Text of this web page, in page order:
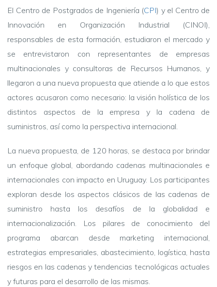
El Centro de Postgrados de Ingeniería (CPI) y el Centro de
Innovación en Organización Industrial (CINOI),
responsables de esta formación, estudiaron el mercado y
se entrevistaron con representantes de empresas
multinacionales y consultoras de Recursos Humanos, y
llegaron a una nueva propuesta que atiende a lo que estos
actores acusaron como necesario: la visión holística de los
distintos aspectos de la empresa y la cadena de
suministros, así como la perspectiva internacional.
La nueva propuesta, de 120 horas, se destaca por brindar
un enfoque global, abordando cadenas multinacionales e
internacionales con impacto en Uruguay. Los participantes
exploran desde los aspectos clásicos de las cadenas de
suministro hasta los desafíos de la globalidad e
internacionalización. Los pilares de conocimiento del
programa abarcan desde marketing internacional,
estrategias empresariales, abastecimiento, logística, hasta
riesgos en las cadenas y tendencias tecnológicas actuales
y futuras para el desarrollo de las mismas.